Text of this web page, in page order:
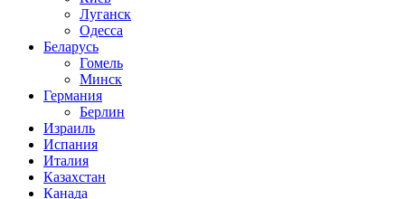
Луганск
Одесса
Беларусь
Гомель
Минск
Германия
Берлин
Израиль
Испания
Италия
Казахстан
Канада